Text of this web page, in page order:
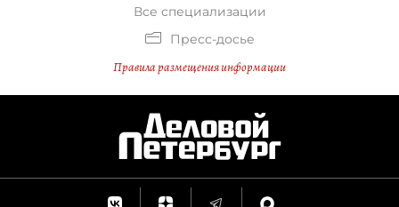
Все специализации
Пресс-досье
Правила размещения информации